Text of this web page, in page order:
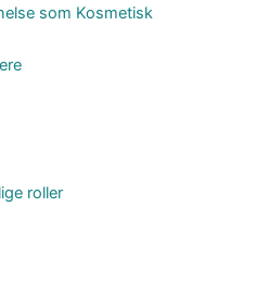
som Kosmetisk
roller